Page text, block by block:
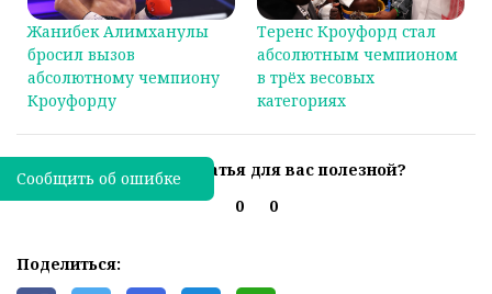
Жанибек Алимханулы
бросил вызов
абсолютному чемпиону
Кроуфорду
Теренс Кроуфорд стал
абсолютным чемпионом
в трёх весовых
категориях
Была ли эта статья для вас полезной?
0
0
Поделиться:
Сообщить об ошибке